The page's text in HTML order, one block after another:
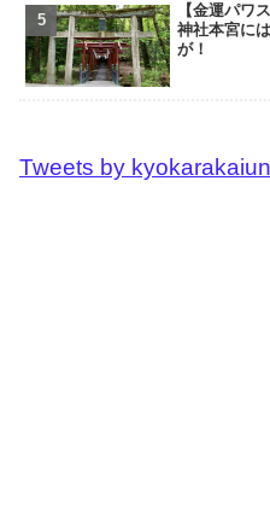
【金運パワ
神社本宮に
が！
Tweets by kyokarakaiun